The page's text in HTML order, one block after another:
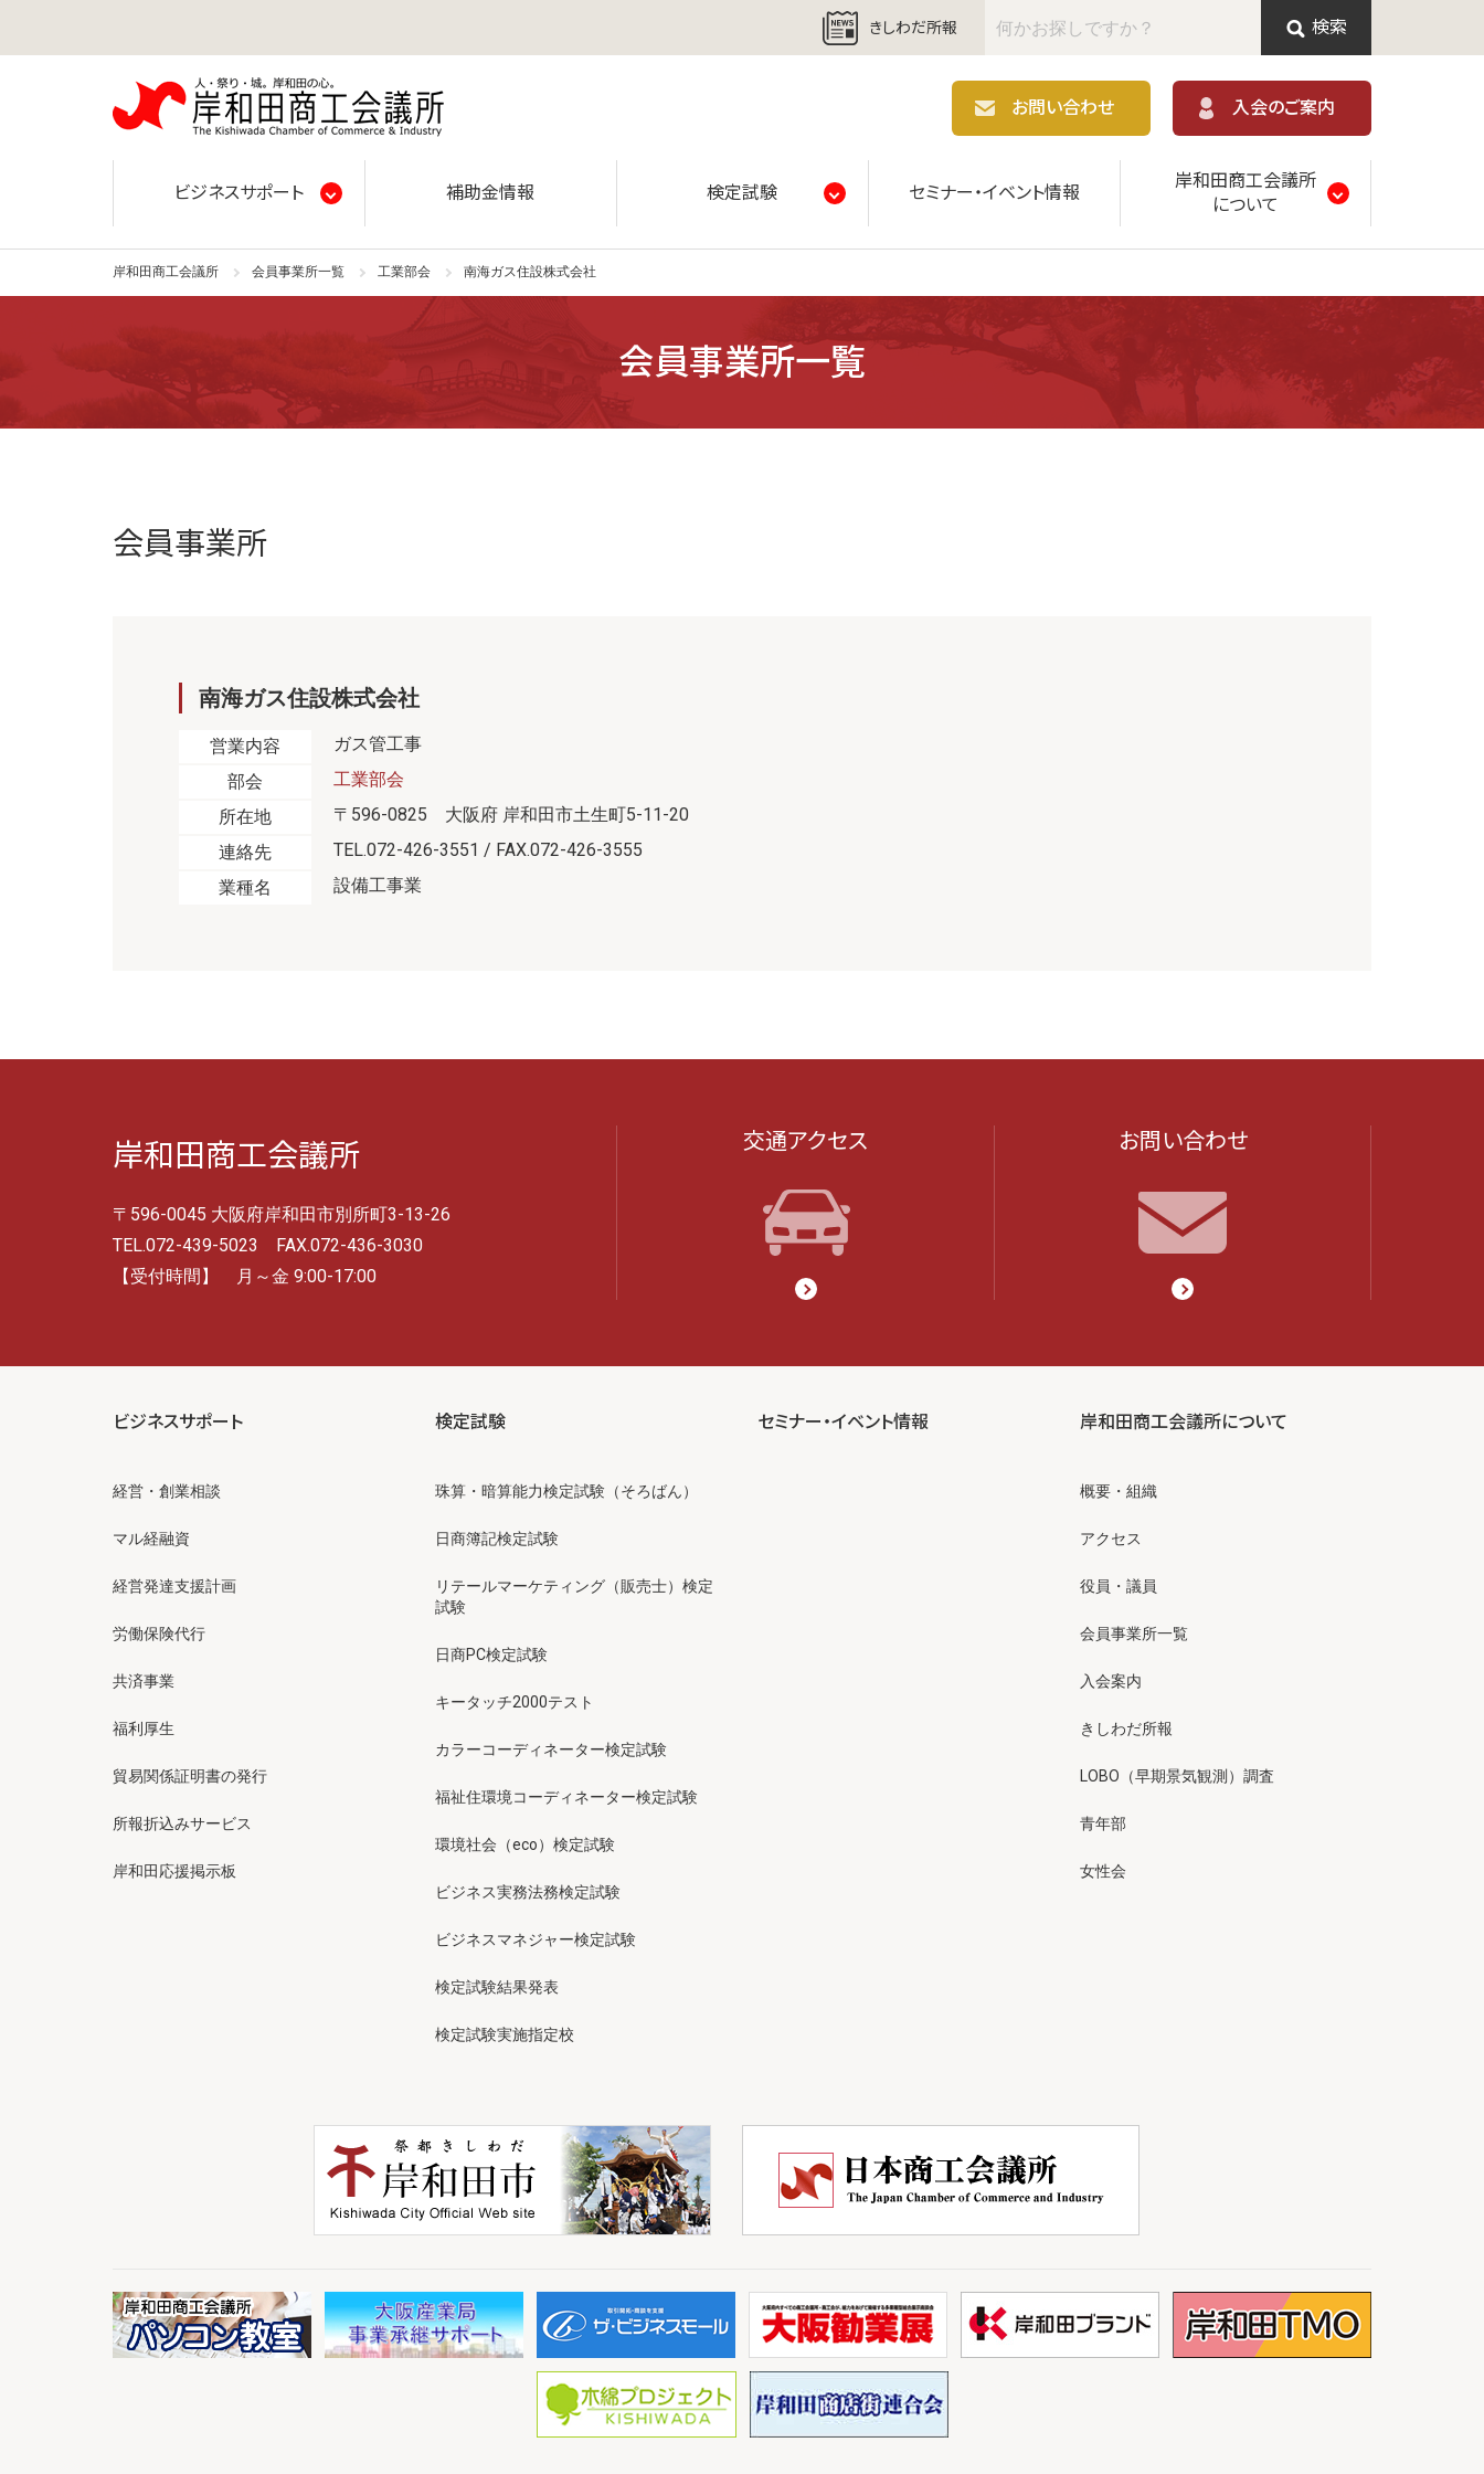
きしわだ所報 検索
お問い合わせ
入会のご案内
ビジネスサポート 補助金情報 検定試験 セミナー・イベント情報
岸和田商工会議所
について
岸和田商工会議所 会員事業所一覧 工業部会 南海ガス住設株式会社
会員事業所一覧
会員事業所
南海ガス住設株式会社
営業内容
ガス管工事
部会
工業部会
所在地
〒596-0825 大阪府 岸和田市土生町5-11-20
連絡先
TEL.072-426-3551 / FAX.072-426-3555
業種名
設備工事業
岸和田商工会議所
〒596-0045 大阪府岸和田市別所町3-13-26
TEL.072-439-5023 FAX.072-436-3030
【受付時間】 月～金 9:00-17:00
交通アクセス お問い合わせ
ビジネスサポート
経営・創業相談
マル経融資
経営発達支援計画
労働保険代行
共済事業
福利厚生
貿易関係証明書の発行
所報折込みサービス
岸和田応援掲示板
検定試験
珠算・暗算能力検定試験（そろばん）
日商簿記検定試験
リテールマーケティング（販売士）検定
試験
日商PC検定試験
キータッチ2000テスト
カラーコーディネーター検定試験
福祉住環境コーディネーター検定試験
環境社会（eco）検定試験
ビジネス実務法務検定試験
ビジネスマネジャー検定試験
検定試験結果発表
検定試験実施指定校
セミナー・イベント情報 岸和田商工会議所について
概要・組織
アクセス
役員・議員
会員事業所一覧
入会案内
きしわだ所報
LOBO（早期景気観測）調査
青年部
女性会